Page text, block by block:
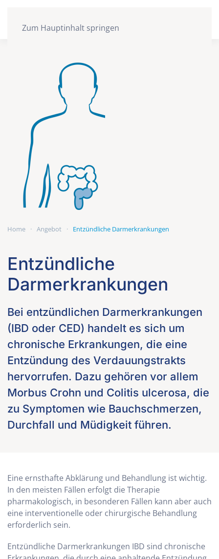
Zum Hauptinhalt springen
Home Angebot Entzündliche Darmerkrankungen
Entzündliche
Darmerkrankungen
Bei entzündlichen Darmerkrankungen
(IBD oder CED) handelt es sich um
chronische Erkrankungen, die eine
Entzündung des Verdauungstrakts
hervorrufen. Dazu gehören vor allem
Morbus Crohn und Colitis ulcerosa, die
zu Symptomen wie Bauchschmerzen,
Durchfall und Müdigkeit führen.
Eine ernsthafte Abklärung und Behandlung ist wichtig.
In den meisten Fällen erfolgt die Therapie
pharmakologisch, in besonderen Fällen kann aber auch
eine interventionelle oder chirurgische Behandlung
erforderlich sein.
Entzündliche Darmerkrankungen IBD sind chronische